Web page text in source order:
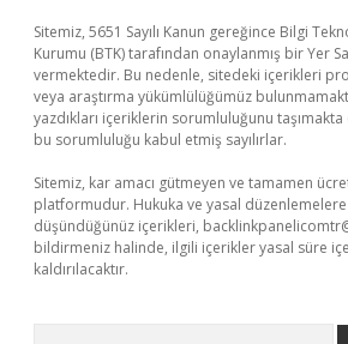
Sitemiz, 5651 Sayılı Kanun gereğince Bilgi
Kurumu (BTK) tarafından onaylanmış bir Yer
vermektedir. Bu nedenle, sitedeki içerikleri
veya araştırma yükümlülüğümüz
yazdıkları içeriklerin sorumluluğunu
bu sorumluluğu kabul etmiş sayılırlar.
Sitemiz, kar amacı gütmeyen ve tamamen
platformudur. Hukuka ve yasal düzenlemelere
düşündüğünüz içerikleri,
bildirmeniz halinde, ilgili içerikler yasal süre
kaldırılacaktır.